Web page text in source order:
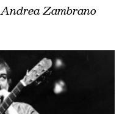
Andrea Zambrano